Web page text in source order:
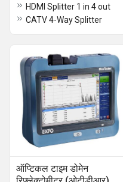
HDMI Splitter 1 in 4 out
CATV 4-Way Splitter
ऑप्टिकल टाइम डोमेन